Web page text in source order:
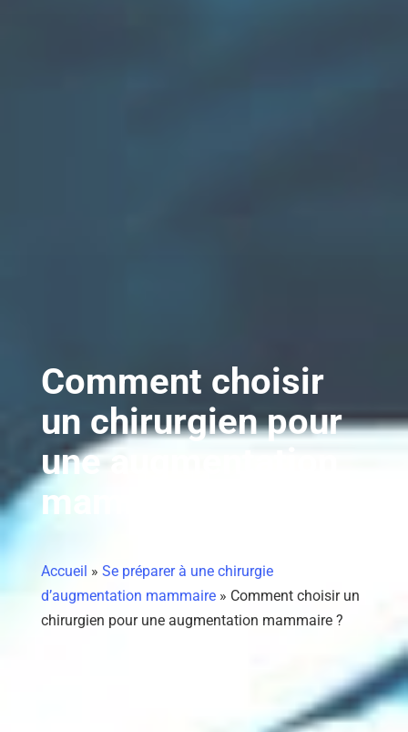
Comment choisir
un chirurgien pour
une augmentation
mammaire ?
Accueil » Se préparer à une chirurgie
d’augmentation mammaire» Comment choisir un
chirurgien pour une augmentation mammaire ?